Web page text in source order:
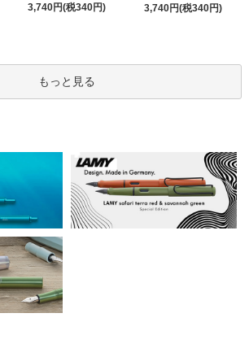
3,740円(税340円)
3,740円(税340円)
もっと見る